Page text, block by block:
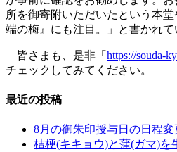
所を御寄附いただいたという本
端の梅』にも注目。」と書かれて
皆さまも、是非「 https://souda-
チェックしてみてください。
最近の投稿
8月の御朱印授与日の日程変
桔梗(キキョウ)と蒲(ガマ)を